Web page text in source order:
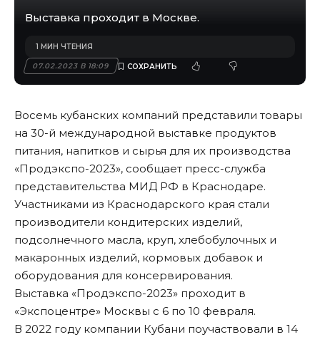
Выставка проходит в Москве.
07.02.2023 В 18:09
1 МИН ЧТЕНИЯ
Восемь кубанских компаний представили товары
на 30-й международной выставке продуктов
питания, напитков и сырья для их производства
«Продэкспо-2023», сообщает пресс-служба
представительства МИД РФ в Краснодаре.
Участниками из Краснодарского края стали
производители кондитерских изделий,
подсолнечного масла, круп, хлебобулочных и
макаронных изделий, кормовых добавок и
оборудования для консервирования.
Выставка «Продэкспо-2023» проходит в
«Экспоцентре» Москвы с 6 по 10 февраля.
В 2022 году компании Кубани поучаствовали в 14